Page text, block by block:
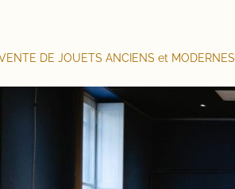
DE JOUETS ANCIENS et MODERNES